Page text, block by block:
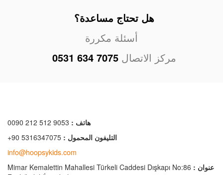
هل تحتاج مساعدة؟
أسئلة مكررة
مركز الاتصال 0531 634 7075
هاتف : 0090 212 512 9053
التليفون المحمول : +90 5316347075
info@hoopsykids.com
عنوان : Mimar Kemalettin Mahallesi Türkeli Caddesi Dışkapı No:86